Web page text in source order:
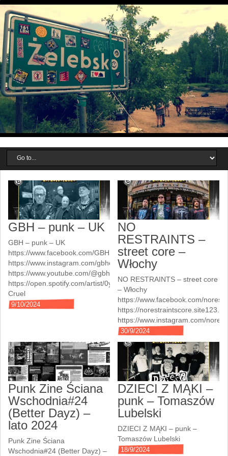
GBH – punk – UK
GBH – punk – UK
https://www.facebook.com/GBH.official/
https://www.instagram.com/gbhofficialuk/
https://www.youtube.com/@gbhofficialuk
https://open.spotify.com/artist/0yqupKw0GMDWXHpsxCPysY
Cruel
9/10/2024
NO
RESTRAINTS –
street core –
Włochy
NO RESTRAINTS – street core
– Włochy
https://www.facebook.com/
https://
https://www.instagram.com/
30/9/2024
Punk Zine Ściana
Wschodnia#24
(Better Dayz) –
lato 2024
Punk Zine Ściana
Wschodnia#24 (Better Dayz) –
DZIECI Z MĄKI –
punk – Tomaszów
Lubelski
DZIECI Z MĄKI – punk –
Tomaszów Lubelski
18/9/2024